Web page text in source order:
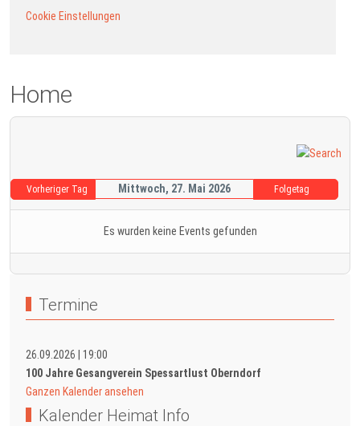
Cookie Einstellungen
Home
Vorheriger Tag Mittwoch, 27. Mai 2026 Folgetag
Es wurden keine Events gefunden
Termine
26.09.2026
19:00
100 Jahre Gesangverein Spessartlust Oberndorf
Ganzen Kalender ansehen
Kalender Heimat Info